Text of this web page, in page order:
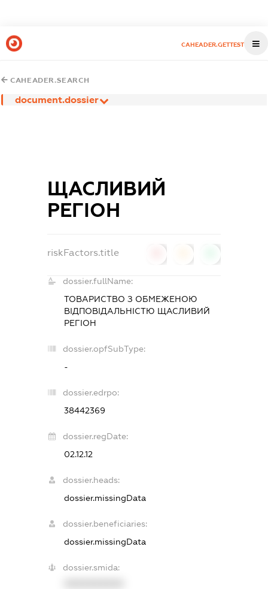
CAHEADER.GETTEST
CAHEADER.SEARCH
document.dossier
ЩАСЛИВИЙ
РЕГІОН
riskFactors.title
dossier.fullName:
ТОВАРИСТВО З ОБМЕЖЕНОЮ
ВІДПОВІДАЛЬНІСТЮ ЩАСЛИВИЙ
РЕГІОН
dossier.opfSubType:
-
dossier.edrpo:
38442369
dossier.regDate:
02.12.12
dossier.heads:
dossier.missingData
dossier.beneficiaries:
dossier.missingData
dossier.smida: